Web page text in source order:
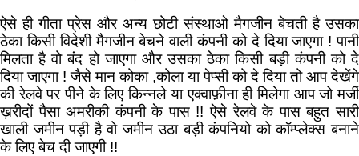
ऐसे ही गीता प्रेस और अन्य छोटी संस्थाओ मैगजीन बेचती है उसका
ठेका किसी विदेशी मैगजीन बेचने वाली कंपनी को दे दिया जाएगा ! पानी
मिलता है वो बंद हो जाएगा और उसका ठेका किसी बड़ी कंपनी को दे
दिया जाएगा ! जैसे मान कोका ,कोला या पेप्सी को दे दिया तो आप देखेंगे
की रेलवे पर पीने के लिए किन्नले या एक्वाफ़ीना ही मिलेगा आप जो मर्जी
ख़रीदों पैसा अमरीकी कंपनी के पास !! ऐसे रेलवे के पास बहुत सारी
खाली जमीन पड़ी है वो जमीन उठा बड़ी कंपनियो को कॉम्प्लेक्स बनाने
के लिए बेच दी जाएगी !!